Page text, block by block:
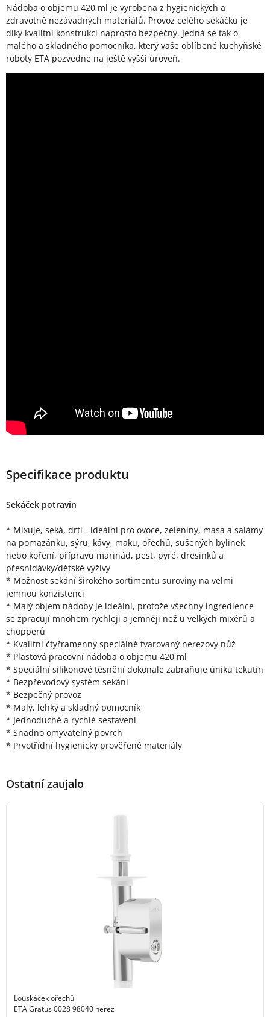
Nádoba o objemu 420 ml je vyrobena z hygienických a
zdravotně nezávadných materiálů. Provoz celého sekáčku je
díky kvalitní konstrukci naprosto bezpečný. Jedná se tak o
malého a skladného pomocníka, který vaše oblíbené kuchyňské
roboty ETA pozvedne na ještě vyšší úroveň.
Specifikace produktu
Sekáček potravin
* Mixuje, seká, drtí - ideální pro ovoce, zeleniny, masa a salámy
na pomazánku, sýru, kávy, maku, ořechů, sušených bylinek
nebo koření, přípravu marinád, pest, pyré, dresinků a
přesnídávky/dětské výživy
* Možnost sekání širokého sortimentu suroviny na velmi
jemnou konzistenci
* Malý objem nádoby je ideální, protože všechny ingredience
se zpracují mnohem rychleji a jemněji než u velkých mixérů a
chopperů
* Kvalitní čtyřramenný speciálně tvarovaný nerezový nůž
* Plastová pracovní nádoba o objemu 420 ml
* Speciální silikonové těsnění dokonale zabraňuje úniku tekutin
* Bezpřevodový systém sekání
* Bezpečný provoz
* Malý, lehký a skladný pomocník
* Jednoduché a rychlé sestavení
* Snadno omyvatelný povrch
* Prvotřídní hygienicky prověřené materiály
Ostatní zaujalo
Louskáček ořechů
ETA Gratus 0028 98040 nerez